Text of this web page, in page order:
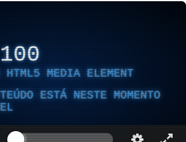
100
HTML5 MEDIA ELEMENT
ESTÁ NESTE MOMENTO